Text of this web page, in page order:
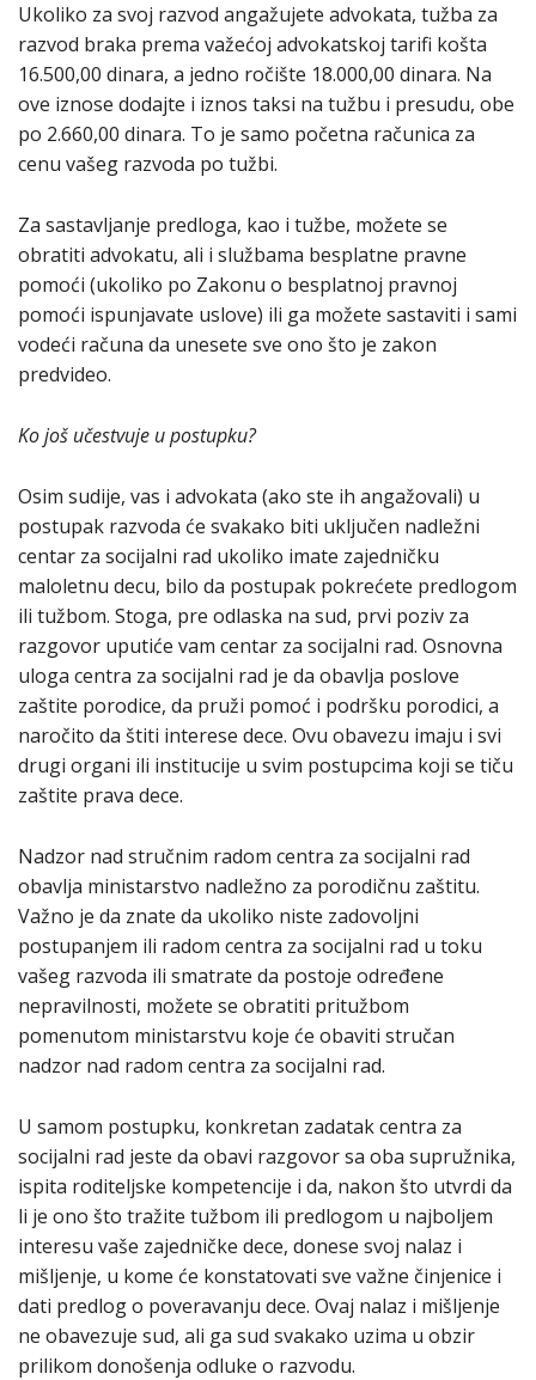
Ukoliko za svoj razvod angažujete advokata, tužba za
razvod braka prema važećoj advokatskoj tarifi košta
16.500,00 dinara, a jedno ročište 18.000,00 dinara. Na
ove iznose dodajte i iznos taksi na tužbu i presudu, obe
po 2.660,00 dinara. To je samo početna računica za
cenu vašeg razvoda po tužbi.
Za sastavljanje predloga, kao i tužbe, možete se
obratiti advokatu, ali i službama besplatne pravne
pomoći (ukoliko po Zakonu o besplatnoj pravnoj
pomoći ispunjavate uslove) ili ga možete sastaviti i sami
vodeći računa da unesete sve ono što je zakon
predvideo.
Ko još učestvuje u postupku?
Osim sudije, vas i advokata (ako ste ih angažovali) u
postupak razvoda će svakako biti uključen nadležni
centar za socijalni rad ukoliko imate zajedničku
maloletnu decu, bilo da postupak pokrećete predlogom
ili tužbom. Stoga, pre odlaska na sud, prvi poziv za
razgovor uputiće vam centar za socijalni rad. Osnovna
uloga centra za socijalni rad je da obavlja poslove
zaštite porodice, da pruži pomoć i podršku porodici, a
naročito da štiti interese dece. Ovu obavezu imaju i svi
drugi organi ili institucije u svim postupcima koji se tiču
zaštite prava dece.
Nadzor nad stručnim radom centra za socijalni rad
obavlja ministarstvo nadležno za porodičnu zaštitu.
Važno je da znate da ukoliko niste zadovoljni
postupanjem ili radom centra za socijalni rad u toku
vašeg razvoda ili smatrate da postoje određene
nepravilnosti, možete se obratiti pritužbom
pomenutom ministarstvu koje će obaviti stručan
nadzor nad radom centra za socijalni rad.
U samom postupku, konkretan zadatak centra za
socijalni rad jeste da obavi razgovor sa oba supružnika,
ispita roditeljske kompetencije i da, nakon što utvrdi da
li je ono što tražite tužbom ili predlogom u najboljem
interesu vaše zajedničke dece, donese svoj nalaz i
mišljenje, u kome će konstatovati sve važne činjenice i
dati predlog o poveravanju dece. Ovaj nalaz i mišljenje
ne obavezuje sud, ali ga sud svakako uzima u obzir
prilikom donošenja odluke o razvodu.